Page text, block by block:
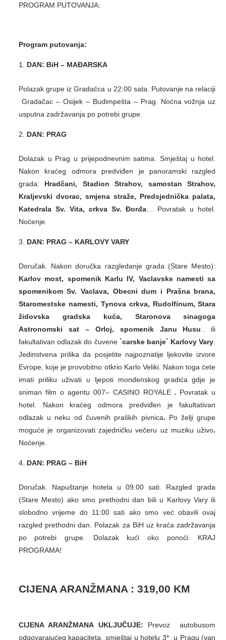
PROGRAM PUTOVANJA:
Program putovanja:
DAN: BiH – MAĐARSKA
Polazak grupe iz Gradačca u 22:00 sata. Putovanje na relaciji
Gradačac – Osijek – Budimpešta – Prag. Noćna vožnja uz
usputna zadržavanja po potrebi grupe.
DAN: PRAG
Dolazak u Prag u prijepodnevnim satima. Smještaj u hotel.
Nakon kraćeg odmora predviđen je panoramski razgled
grada: Hradčani, Stadion Strahov, samostan Strahov,
Kraljevski dvorac, smjena straže, Predsjednička palata,
Katedrala Sv. Vita, crkva Sv. Đorđa … Povratak u hotel.
Noćenje.
DAN: PRAG – KARLOVY VARY
Doručak. Nakon doručka razgledanje grada (Stare Mesto):
Karlov most, spomenik Karlu IV, Vaclavske namesti sa
spomenikom Sv. Vaclava, Obecni dum i Prašna brana,
Staromestske namesti, Tynova crkva, Rudolfinum, Stara
židovska gradska kuća, Staronova sinagoga
Astronomski sat – Orloj, spomenik Janu Husu .. ili
fakultativan odlazak do čuvene `carske banje` Karlovy Vary
Jedinstvena prilika da posjetite najpoznatije ljekovite izvore
Evrope, koje je provobitno otkrio Karlo Veliki. Nakon toga ćete
imati priliku uživati u ljepoti mondenskog gradića gdje je
sniman film o agentu 007– CASINO ROYALE. Povratak u
hotel. Nakon kraćeg odmora predviđen je fakultativan
odlazak u neku od čuvenih praških pivnica. Po želji grupe
moguće je organizovati zajedničku večeru uz muziku uživo.
Noćenje.
DAN: PRAG – BiH
Doručak. Napuštanje hotela u 09.00 sati. Razgled grada
(Stare Mesto) ako smo prethodni dan bili u Karlovy Vary ili
slobodno vrijeme do 11:00 sati ako smo već obavili ovaj
razgled prethodni dan. Polazak za BiH uz kraća zadržavanja
po potrebi grupe. Dolazak kući oko ponoći. KRAJ
PROGRAMA!
CIJENA ARANŽMANA : 319,00 KM
CIJENA ARANŽMANA UKLJUČUJE: Prevoz autobusom
odgovarajućeg kapaciteta, smještaj u hotelu 3* u Pragu (van